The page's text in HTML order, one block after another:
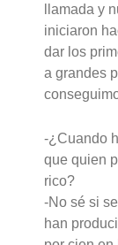
llamada y
iniciaron
dar los
a grandes
-¿Cuando
que quien
rico?
-No sé si
han